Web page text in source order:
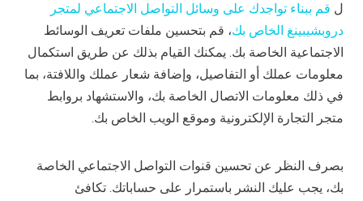
ل قم ببناء تواجدك على وسائل التواصل الاجتماعي لمتجر
دروبشيبينغ الخاص بك، قم بتحسين ملفات تعريف الوسائط
الاجتماعية الخاصة بك. يمكنك القيام بذلك عن طريق استكمال
معلومات عملك أو التفاصيل، وإضافة شعار عملك واللافتة، بما
في ذلك معلومات الاتصال الخاصة بك، والاستشهاد بروابط
متجر التجارة الإلكترونية وموقع الويب الخاص بك.
بصرف النظر عن تحسين قنوات التواصل الاجتماعي الخاصة
بك، يجب عليك النشر باستمرار على حساباتك. تكافئ